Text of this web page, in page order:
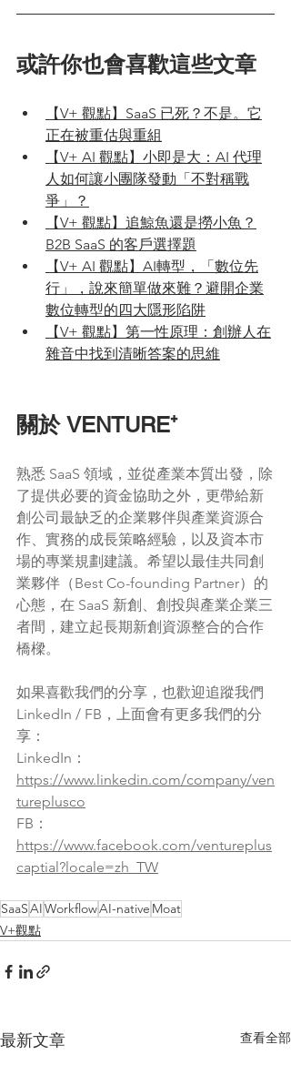
或許你也會喜歡這些文章
【V+ 觀點】SaaS 已死？不是。它
正在被重估與重組
【V+ AI 觀點】小即是大：AI 代理
人如何讓小團隊發動「不對稱戰
爭」？
【V+ 觀點】追鯨魚還是撈小魚？
B2B SaaS 的客戶選擇題
【V+ AI 觀點】AI轉型，「數位先
行」，說來簡單做來難？避開企業
數位轉型的四大隱形陷阱
【V+ 觀點】第一性原理：創辦人在
雜音中找到清晰答案的思維
關於 VENTURE⁺
熟悉 SaaS 領域，並從產業本質出發，除
了提供必要的資金協助之外，更帶給新
創公司最缺乏的企業夥伴與產業資源合
作、實務的成長策略經驗，以及資本市
場的專業規劃建議。希望以最佳共同創
業夥伴（Best Co-founding Partner）的
心態，在 SaaS 新創、創投與產業企業三
者間，建立起長期新創資源整合的合作
橋樑。
如果喜歡我們的分享，也歡迎追蹤我們
LinkedIn / FB，上面會有更多我們的分
享：
LinkedIn：
https://www.linkedin.com/company/ven
tureplusco
FB：
https://www.facebook.com/ventureplus
captial?locale=zh_TW
SaaSAIWorkflowAI-native Moat
V+觀點
最新文章 查看全部